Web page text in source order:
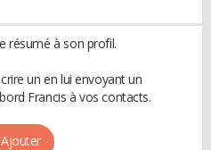
résumé à son profil.
un en lui envoyant un
Francis à vos contacts.
Ajouter